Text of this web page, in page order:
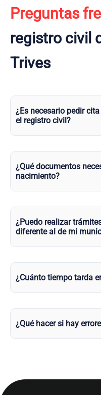
Preguntas
registro civil
Trives
¿Es necesario pedir
el registro civil?
¿Qué documentos
nacimiento?
¿Puedo realizar
diferente al de mi
¿Cuánto tiempo tarda
¿Qué hacer si hay